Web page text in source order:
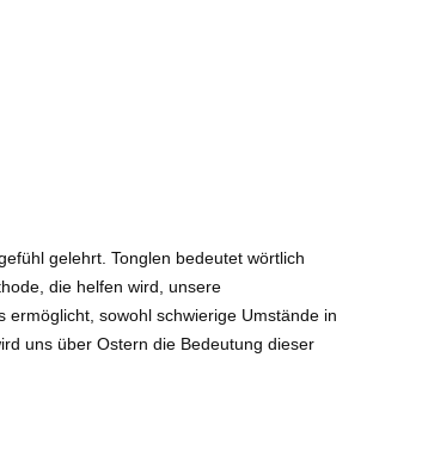
gelehrt. Tonglen bedeutet wörtlich
die helfen wird, unsere
sowohl schwierige Umstände in
uns über Ostern die Bedeutung dieser